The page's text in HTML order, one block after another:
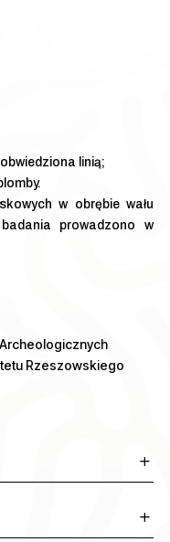
linią;
w obrębie wału
prowadzono w
Rzeszowskiego